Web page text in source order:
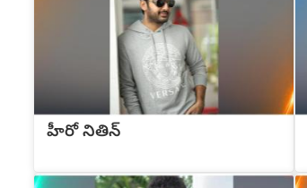
హీరో నితిన్